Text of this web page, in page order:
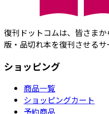
復刊ドットコムは、皆さま
版・品切れ本を復刊させるサ
ショッピング
商品一覧
ショッピングカート
予約商品